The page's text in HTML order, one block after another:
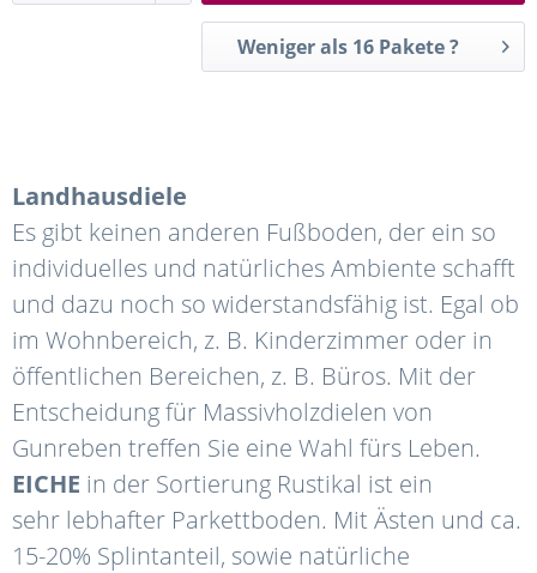
Weniger als 16 Pakete ?
Landhausdiele
Es gibt keinen anderen Fußboden, der ein so
individuelles und natürliches Ambiente schafft
und dazu noch so widerstandsfähig ist. Egal ob
im Wohnbereich, z. B. Kinderzimmer oder in
öffentlichen Bereichen, z. B. Büros. Mit der
Entscheidung für Massivholzdielen von
Gunreben treffen Sie eine Wahl fürs Leben.
EICHE in der Sortierung Rustikal ist ein
sehr lebhafter Parkettboden. Mit Ästen und ca.
15-20% Splintanteil, sowie natürliche